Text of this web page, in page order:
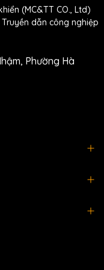
Device Server
(MC&TT CO., Ltd)
dẫn công nghiệp
Phường Hà